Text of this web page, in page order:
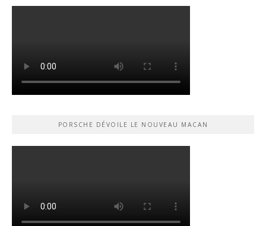
PORSCHE DÉVOILE LE NOUVEAU MACAN